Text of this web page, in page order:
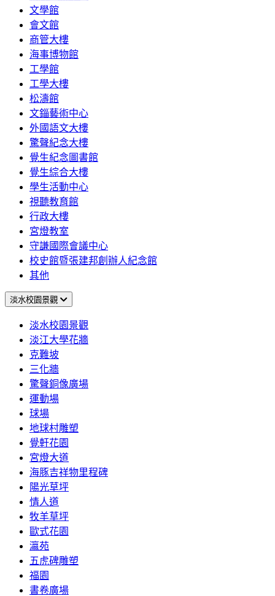
文學館
會文館
商管大樓
海事博物館
工學館
工學大樓
松濤館
文錙藝術中心
外國語文大樓
驚聲紀念大樓
覺生紀念圖書館
覺生綜合大樓
學生活動中心
視聽教育館
行政大樓
宮燈教室
守謙國際會議中心
校史館暨張建邦創辦人紀念館
其他
淡水校園景觀
淡水校園景觀
淡江大學花牆
克難坡
三化牆
驚聲銅像廣場
運動場
球場
地球村雕塑
覺軒花園
宮燈大道
海豚吉祥物里程碑
陽光草坪
情人道
牧羊草坪
歐式花園
瀛苑
五虎碑雕塑
福園
書卷廣場